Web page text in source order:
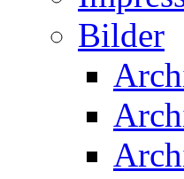
Bilder